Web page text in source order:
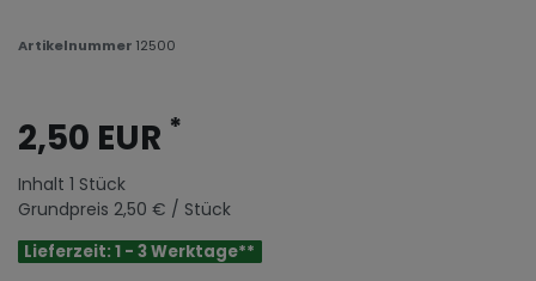
Artikelnummer 12500
2,50 EUR *
Inhalt 1 Stück
Grundpreis 2,50 € / Stück
Lieferzeit: 1 - 3 Werktage**